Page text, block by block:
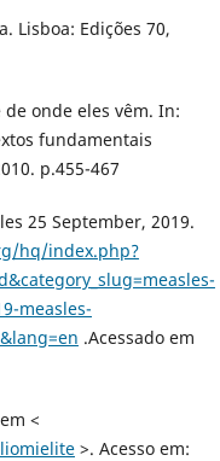
Lisboa: Edições 70,
de onde eles vêm. In:
fundamentais
p.455-467
25 September, 2019.
hq/index.php?
measles-
.Acessado em
<
>. Acesso em: